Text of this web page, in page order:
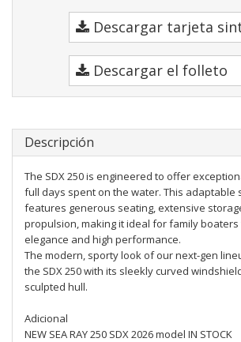
Descargar tarjeta
Descargar el folleto
Descripción
The SDX 250 is engineered to offer
full days spent on the water. This adaptable
features generous seating, extensive
propulsion, making it ideal for family
elegance and high performance.
The modern, sporty look of our next-gen
the SDX 250 with its sleekly curved
sculpted hull.
Adicional
NEW SEA RAY 250 SDX 2026 model IN STOCK